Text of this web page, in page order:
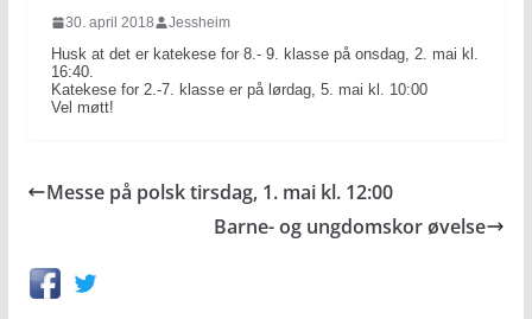
30. april 2018 Jessheim
Husk at det er katekese for 8.- 9. klasse på onsdag, 2. mai kl.
16:40.
Katekese for 2.-7. klasse er på lørdag, 5. mai kl. 10:00
Vel møtt!
Messe på polsk tirsdag, 1. mai kl. 12:00
Barne- og ungdomskor øvelse